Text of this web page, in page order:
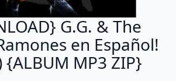
G.G. & The
en Español!
{ALBUM MP3 ZIP}